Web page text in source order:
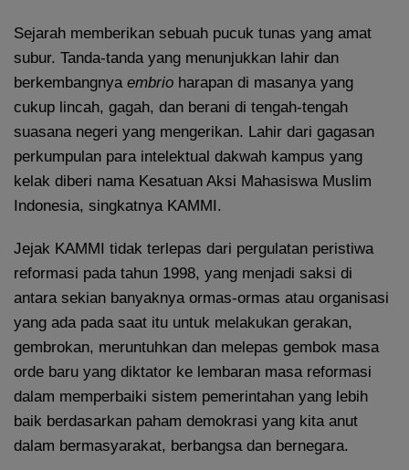
Sejarah memberikan sebuah pucuk tunas yang amat
subur. Tanda-tanda yang menunjukkan lahir dan
berkembangnya embrio harapan di masanya yang
cukup lincah, gagah, dan berani di tengah-tengah
suasana negeri yang mengerikan. Lahir dari gagasan
perkumpulan para intelektual dakwah kampus yang
kelak diberi nama Kesatuan Aksi Mahasiswa Muslim
Indonesia, singkatnya KAMMI.
Jejak KAMMI tidak terlepas dari pergulatan peristiwa
reformasi pada tahun 1998, yang menjadi saksi di
antara sekian banyaknya ormas-ormas atau organisasi
yang ada pada saat itu untuk melakukan gerakan,
gembrokan, meruntuhkan dan melepas gembok masa
orde baru yang diktator ke lembaran masa reformasi
dalam memperbaiki sistem pemerintahan yang lebih
baik berdasarkan paham demokrasi yang kita anut
dalam bermasyarakat, berbangsa dan bernegara.